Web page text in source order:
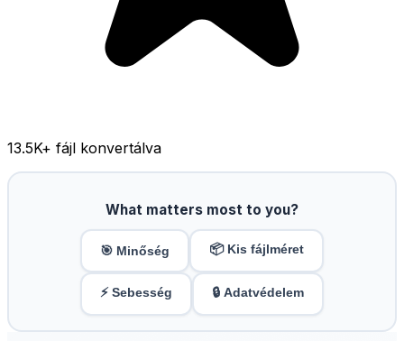
13.5K+ fájl konvertálva
What matters most to you?
🎯 Minőség 📦 Kis fájlméret
⚡ Sebesség 🔒 Adatvédelem